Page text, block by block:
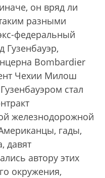
он вряд ли
разными
федеральный
Гузенбауэр,
Bombardier
Чехии Милош
стал
железнодорожной
гады,
давят
автору этих
окружения,